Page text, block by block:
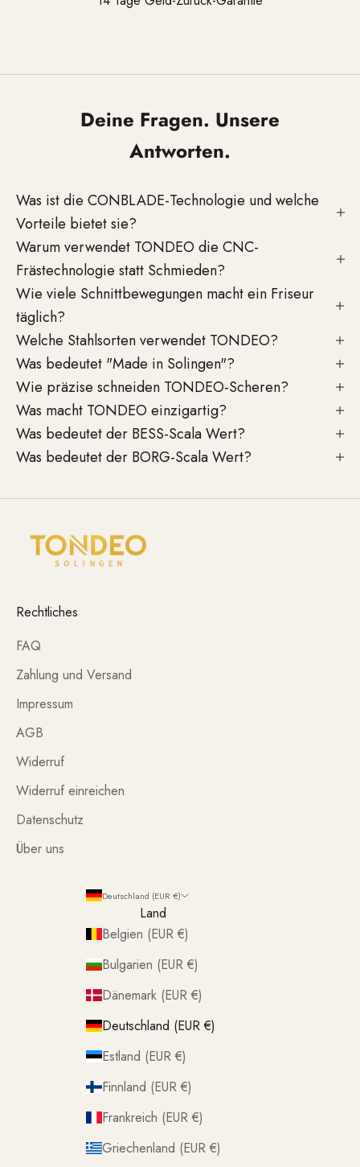
Deine Fragen. Unsere
Antworten.
Was ist die CONBLADE-Technologie und welche
Vorteile bietet sie?
Warum verwendet TONDEO die CNC-
Frästechnologie statt Schmieden?
Wie viele Schnittbewegungen macht ein Friseur
täglich?
Welche Stahlsorten verwendet TONDEO?
Was bedeutet "Made in Solingen"?
Wie präzise schneiden TONDEO-Scheren?
Was macht TONDEO einzigartig?
Was bedeutet der BESS-Scala Wert?
Was bedeutet der BORG-Scala Wert?
Rechtliches
FAQ
Zahlung und Versand
Impressum
AGB
Widerruf
Widerruf einreichen
Datenschutz
Über uns
Deutschland (EUR €)
Land
Belgien (EUR €)
Bulgarien (EUR €)
Dänemark (EUR €)
Deutschland (EUR €)
Estland (EUR €)
Finnland (EUR €)
Frankreich (EUR €)
Griechenland (EUR €)